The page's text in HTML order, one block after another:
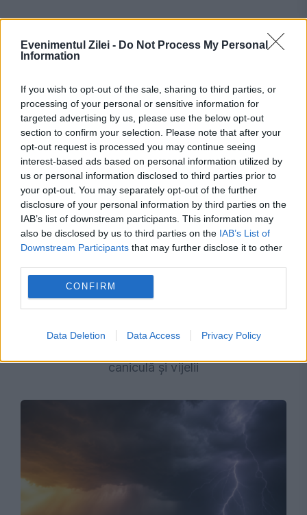
Evenimentul Zilei - Do Not Process My Personal
Information
If you wish to opt-out of the sale, sharing to third parties, or
processing of your personal or sensitive information for
targeted advertising by us, please use the below opt-out
section to confirm your selection. Please note that after your
opt-out request is processed you may continue seeing
interest-based ads based on personal information utilized by
us or personal information disclosed to third parties prior to
your opt-out. You may separately opt-out of the further
disclosure of your personal information by third parties on the
IAB’s list of downstream participants. This information may
also be disclosed by us to third parties on the IAB’s List of
Downstream Participants that may further disclose it to other
CONFIRM
Data Deletion Data Access Privacy Policy
Recomandările noastre
furtuni violente în România. Zonele lovite de
caniculă și vijelii